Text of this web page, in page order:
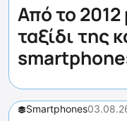
Από το
ταξίδι της
Smartphones